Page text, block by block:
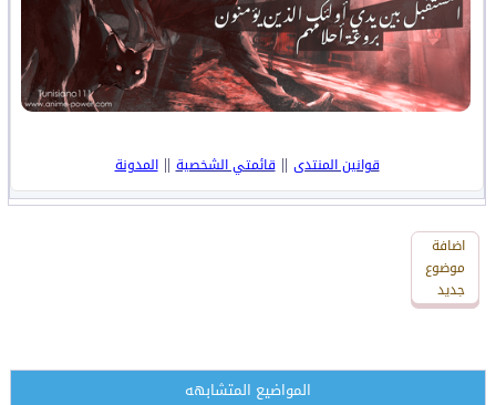
قوانين المنتدى ||قائمتي الشخصية||المدونة
اضافة
رد
جديد
اضافة
موضوع
جديد
المواضيع المتشابهه